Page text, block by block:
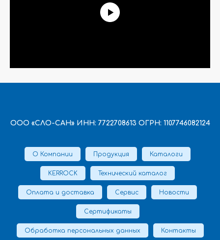
ООО «СЛО-САН» ИНН: 7722708613 ОГРН: 1107746082124
О Компании Продукция Каталоги
KERROCK Технический каталог
Оплата и доставка Сервис Новости
Сертификаты
Обработка персональных данных Контакты